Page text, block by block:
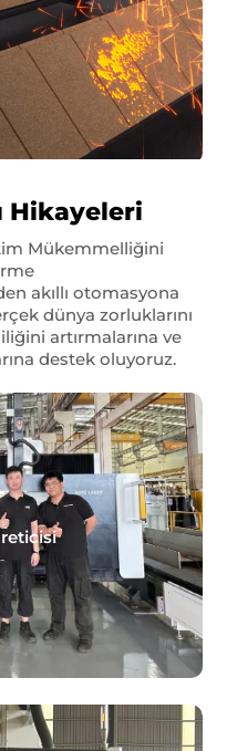
Hikayeleri
Mükemmelliğini
akıllı otomasyona
dünya zorluklarını
artırmalarına ve
destek oluyoruz.